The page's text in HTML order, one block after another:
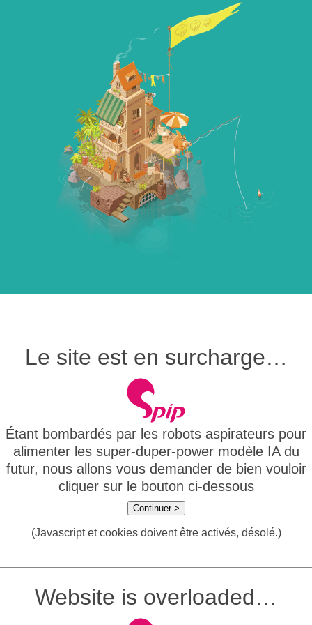
Le site est en surcharge…
Étant bombardés par les robots aspirateurs pour
alimenter les super-duper-power modèle IA du
futur, nous allons vous demander de bien vouloir
cliquer sur le bouton ci-dessous
Continuer >
(Javascript et cookies doivent être activés, désolé.)
Website is overloaded…